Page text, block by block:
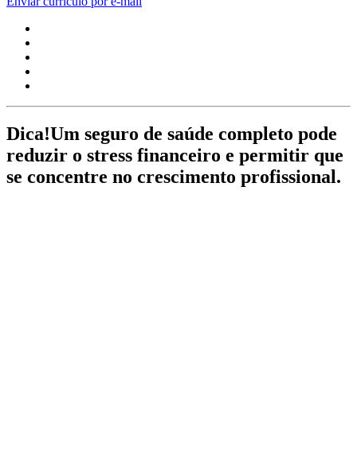
Dica!Um seguro de saúde completo pode
reduzir o stress financeiro e permitir que
se concentre no crescimento profissional.